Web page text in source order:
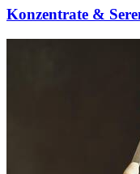
Konzentrate &